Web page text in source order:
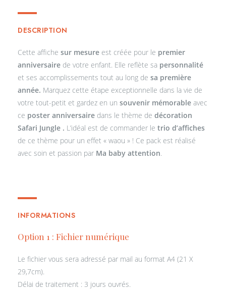
Photo *
DESCRIPTION
Cette affiche sur mesure est créée pour le premier
anniversaire de votre enfant. Elle reflète sa personnalité
et ses accomplissements tout au long de sa première
année. Marquez cette étape exceptionnelle dans la vie de
votre tout-petit et gardez en un souvenir mémorable avec
ce poster anniversaire dans le thème de décoration
Safari Jungle . L’idéal est de commander le trio d’affiches
de ce thème pour un effet « waou » ! Ce pack est réalisé
avec soin et passion par Ma baby attention.
INFORMATIONS
Option 1 : Fichier numérique
Le fichier vous sera adressé par mail au format A4 (21 X
29,7cm).
Délai de traitement : 3 jours ouvrés.